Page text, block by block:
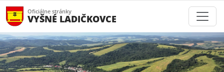
Oficiálne stránky
VYŠNÉ LADIČKOVCE